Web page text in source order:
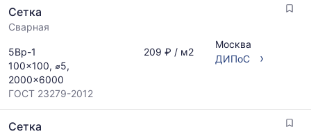
Сетка
Сварная
5Вр-1
100x100, ⌀5,
2000x6000
ГОСТ 23279-2012
209 ₽ / м2
Москва
ДИПоС
›
Сетка